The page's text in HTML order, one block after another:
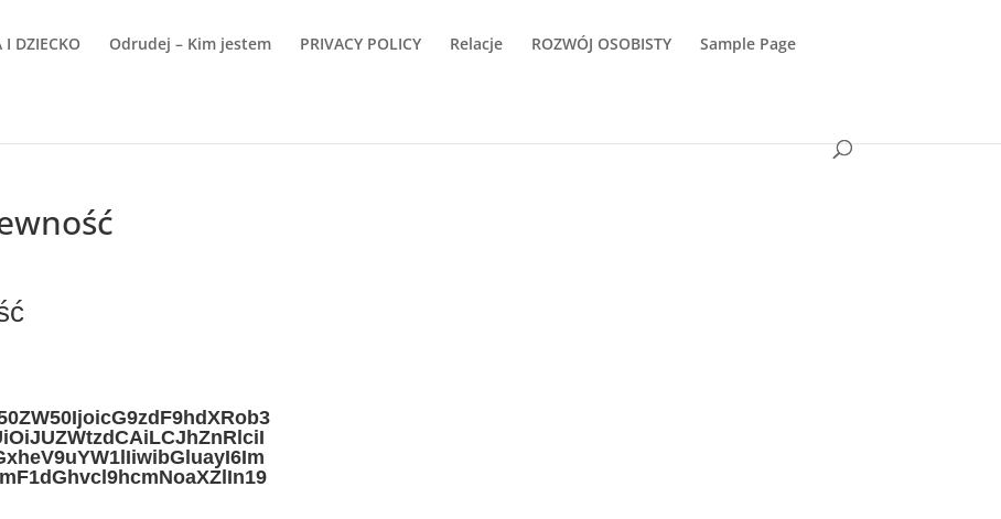
DZIECKO Odrudej – Kim jestem PRIVACY POLICY Relacje ROZWÓJ OSOBISTY Sample Page